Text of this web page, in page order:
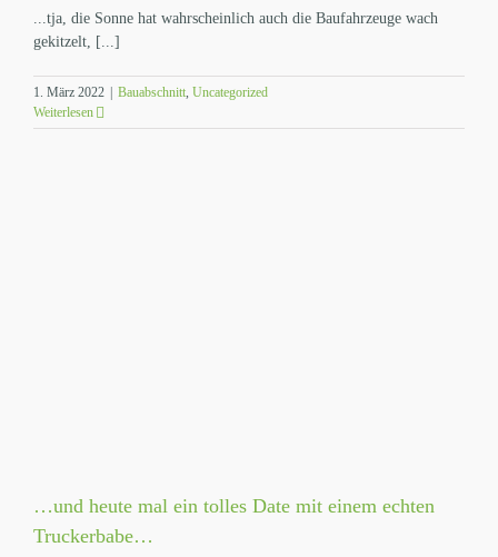
...tja, die Sonne hat wahrscheinlich auch die Baufahrzeuge wach
gekitzelt, [...]
1. März 2022 Bauabschnitt, Uncategorized
Weiterlesen
…und heute mal ein tolles Date mit einem echten
Truckerbabe…